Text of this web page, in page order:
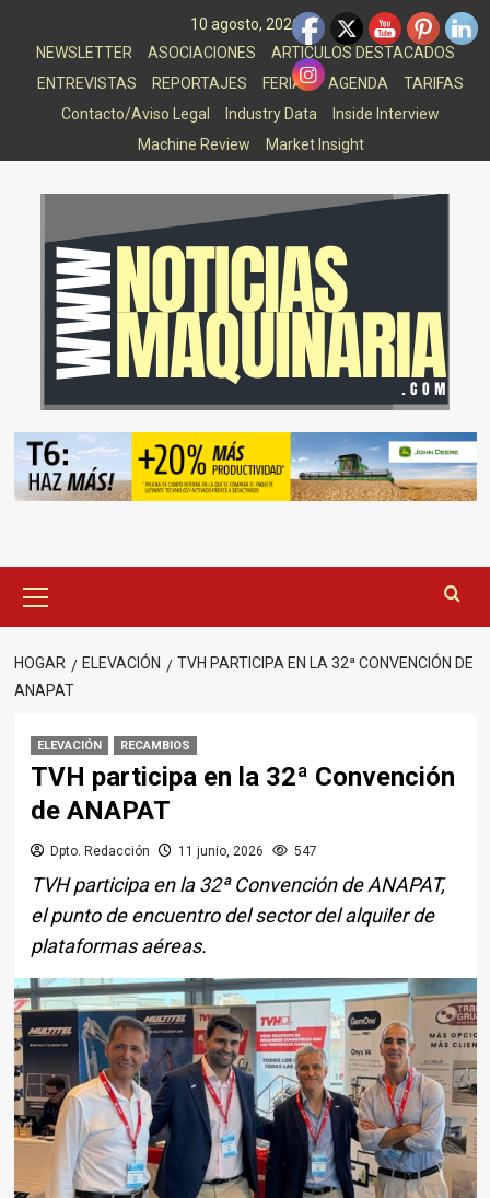
10 agosto, 2026
NEWSLETTER
ASOCIACIONES
ARTICULOS DESTACADOS
ENTREVISTAS
REPORTAJES FERIAS AGENDA
TARIFAS
Contacto/Aviso Legal
Industry Data
Inside Interview
Machine Review
Market Insight
principal
HOGAR ELEVACIÓN
TVH PARTICIPA EN LA 32ª CONVENCIÓN DE
ANAPAT
ELEVACIÓN RECAMBIOS
TVH participa en la 32ª Convención
de ANAPAT
Dpto. Redacción 11 junio, 2026 547
TVH participa en la 32ª Convención de ANAPAT,
el punto de encuentro del sector del alquiler de
plataformas aéreas.